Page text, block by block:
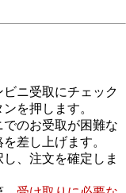
ニ受取にチェック
を押します。
のお受取が困難な
差し上げます。
、注文を確定しま